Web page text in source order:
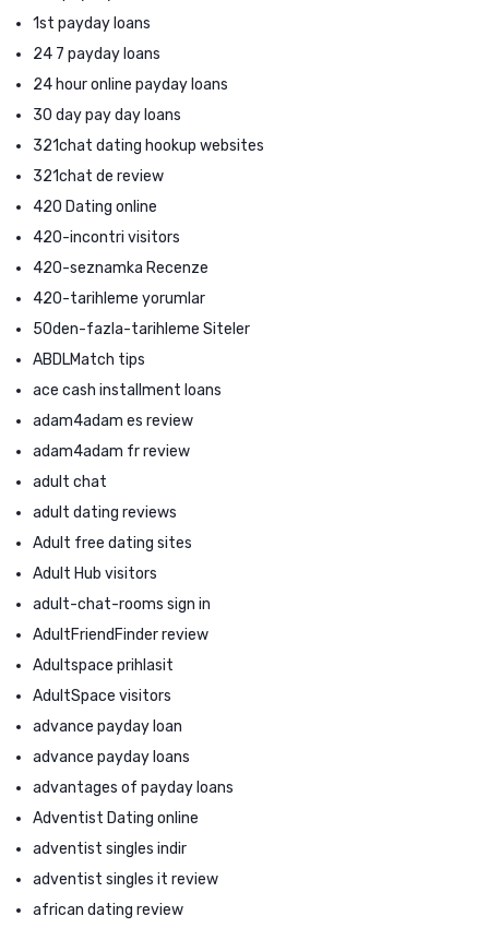
1st payday loans
24 7 payday loans
24 hour online payday loans
30 day pay day loans
321chat dating hookup websites
321chat de review
420 Dating online
420-incontri visitors
420-seznamka Recenze
420-tarihleme yorumlar
50den-fazla-tarihleme Siteler
ABDLMatch tips
ace cash installment loans
adam4adam es review
adam4adam fr review
adult chat
adult dating reviews
Adult free dating sites
Adult Hub visitors
adult-chat-rooms sign in
AdultFriendFinder review
Adultspace prihlasit
AdultSpace visitors
advance payday loan
advance payday loans
advantages of payday loans
Adventist Dating online
adventist singles indir
adventist singles it review
african dating review